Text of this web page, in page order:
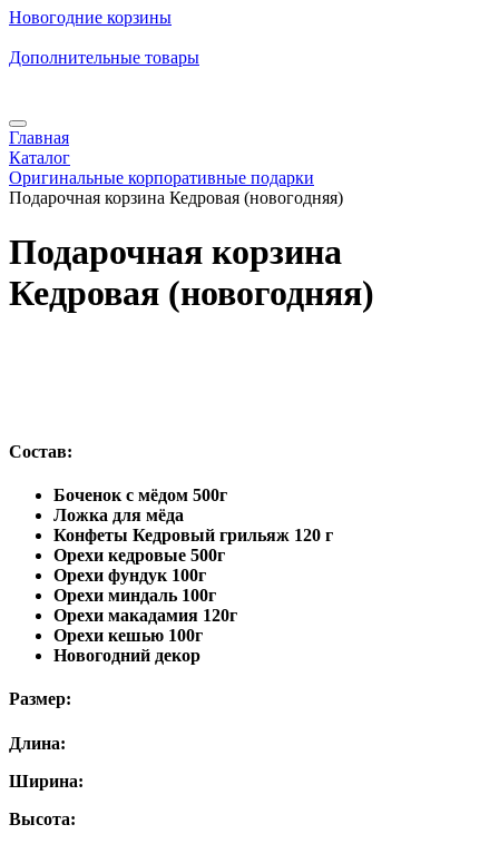
Новогодние корзины
Дополнительные товары
Главная
Каталог
Оригинальные корпоративные подарки
Подарочная корзина Кедровая (новогодняя)
Подарочная корзина
Кедровая (новогодняя)
Состав:
Боченок с мёдом 500г
Ложка для мёда
Конфеты Кедровый грильяж 120 г
Орехи кедровые 500г
Орехи фундук 100г
Орехи миндаль 100г
Орехи макадамия 120г
Орехи кешью 100г
Новогодний декор
Размер:
Длина:
Ширина:
Высота: